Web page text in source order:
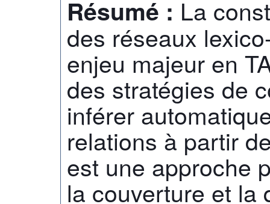
Résumé : La
des réseaux
enjeu majeur en
des stratégies de
inférer
relations à partir
est une approche
la couverture et la